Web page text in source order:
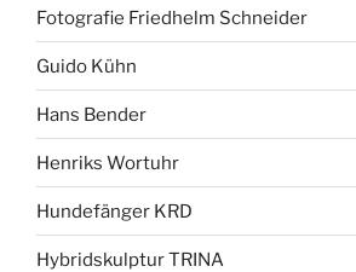
Fotografie Friedhelm Schneider
Guido Kühn
Hans Bender
Henriks Wortuhr
Hundefänger KRD
Hybridskulptur TRINA